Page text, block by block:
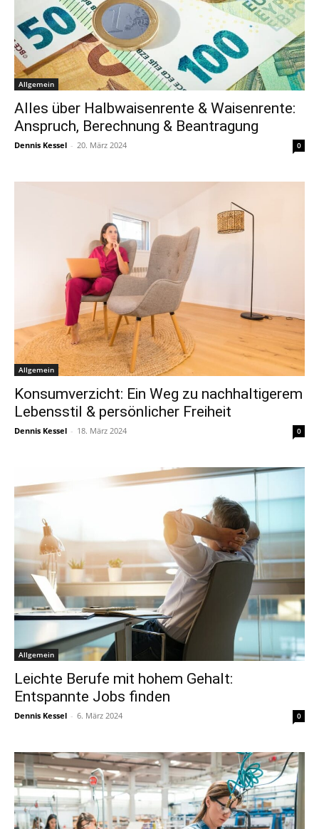
Allgemein
Alles über Halbwaisenrente & Waisenrente:
Anspruch, Berechnung & Beantragung
Dennis Kessel - 20. März 2024 0
Allgemein
Konsumverzicht: Ein Weg zu nachhaltigerem
Lebensstil & persönlicher Freiheit
Dennis Kessel - 18. März 2024 0
Allgemein
Leichte Berufe mit hohem Gehalt:
Entspannte Jobs finden
Dennis Kessel - 6. März 2024 0